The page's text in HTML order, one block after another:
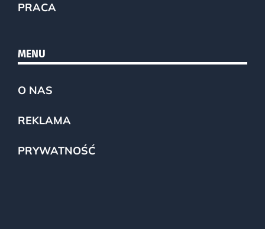
PRACA
MENU
O NAS
REKLAMA
PRYWATNOŚĆ